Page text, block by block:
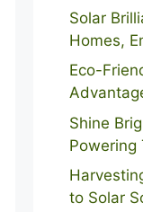
Solar
Homes,
Eco-
Shine
Powering
to Solar